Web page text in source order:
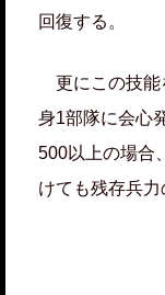
回復する。
更にこの技能
身1部隊に会心
500以上の場合
けても残存兵力